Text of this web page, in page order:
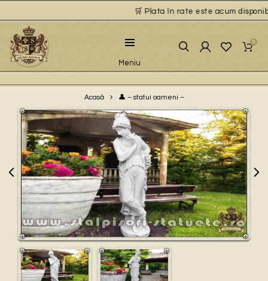
🛒 Plata în rate este acum
Meniu
0
Acasă 👤 – statui oameni –